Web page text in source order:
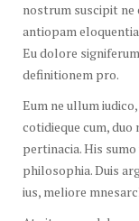
nostrum suscipit ne
antiopam
Eu dolore
definitionem pro.
Eum ne ullum
cotidieque cum,
pertinacia. His
philosophia. Duis
ius, meliore